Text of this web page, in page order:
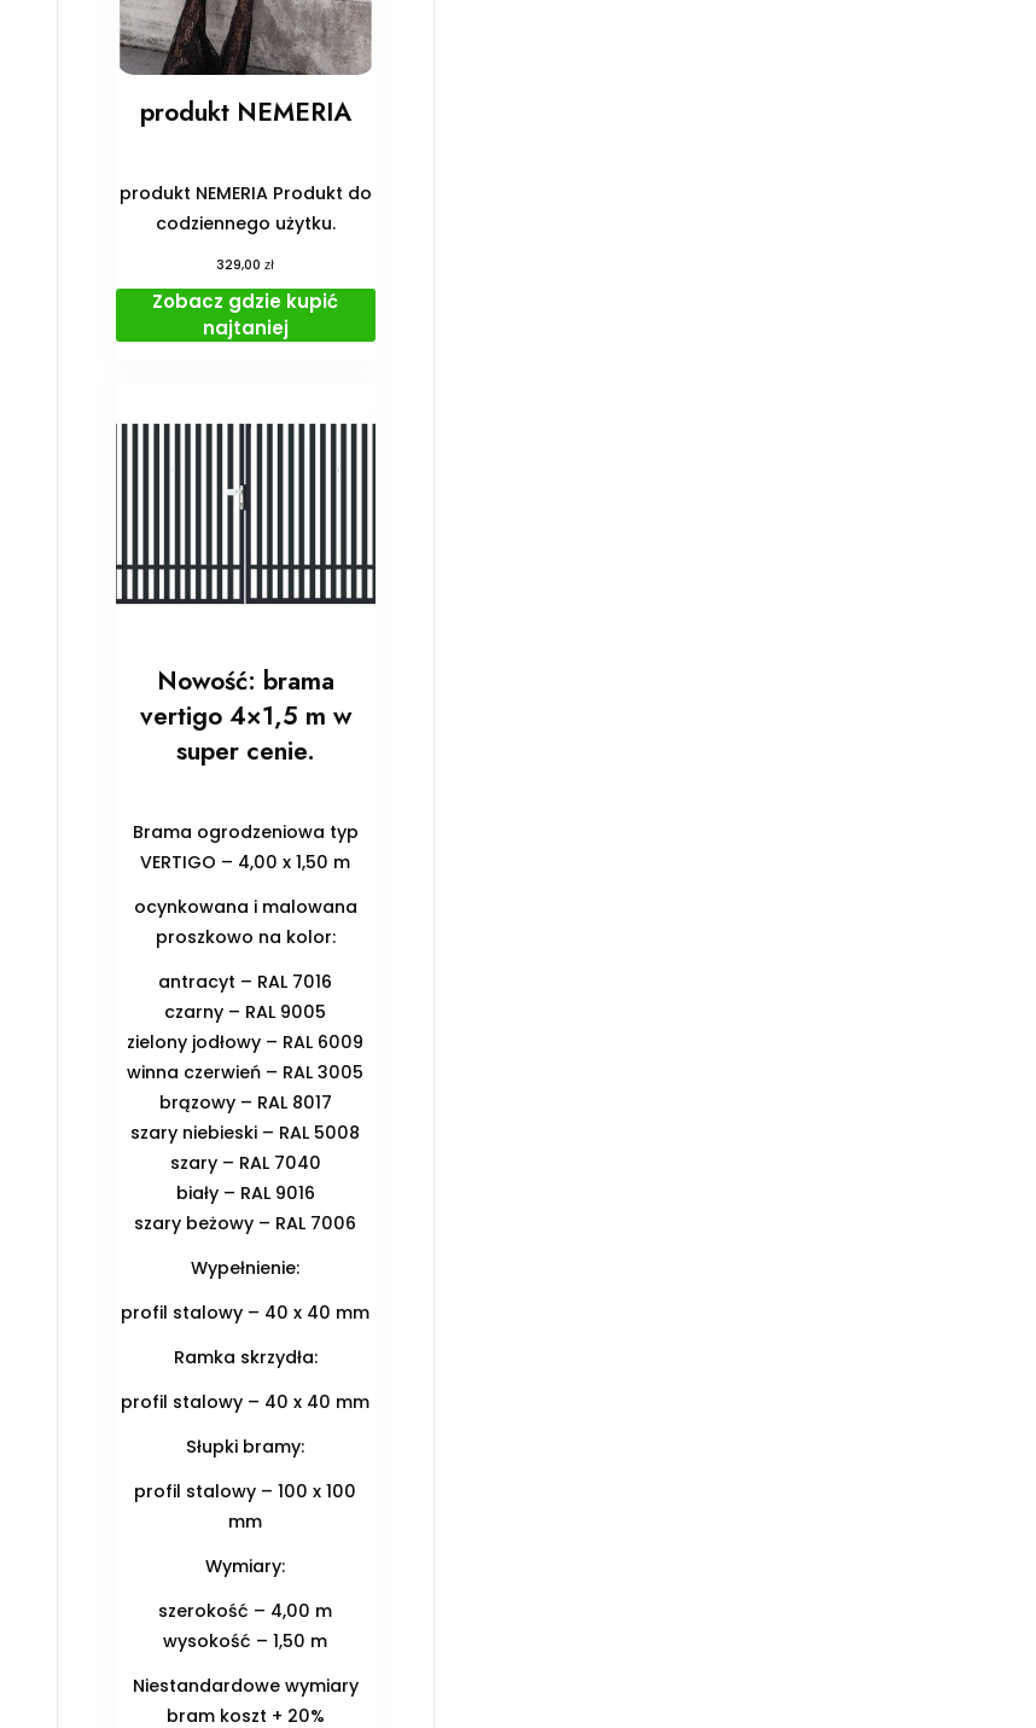
produkt NEMERIA
produkt NEMERIA Produkt do
codziennego użytku.
329,00zł
Zobacz gdzie kupić
najtaniej
Nowość: brama
vertigo 4×1,5 m w
super cenie.
Brama ogrodzeniowa typ
VERTIGO – 4,00 x 1,50 m
ocynkowana i malowana
proszkowo na kolor:
antracyt – RAL 7016
czarny – RAL 9005
zielony jodłowy – RAL 6009
winna czerwień – RAL 3005
brązowy – RAL 8017
szary niebieski – RAL 5008
szary – RAL 7040
biały – RAL 9016
szary beżowy – RAL 7006
Wypełnienie:
profil stalowy – 40 x 40 mm
Ramka skrzydła:
profil stalowy – 40 x 40 mm
Słupki bramy:
profil stalowy – 100 x 100
mm
Wymiary:
szerokość – 4,00 m
wysokość – 1,50 m
Niestandardowe wymiary
bram koszt + 20%